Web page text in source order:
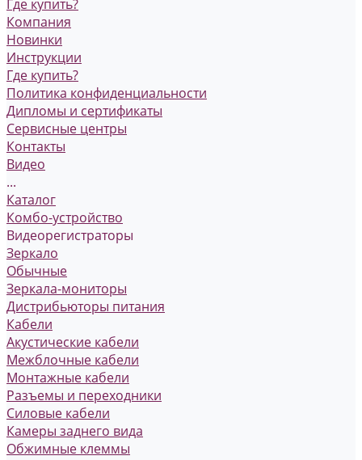
Где купить?
Компания
Новинки
Инструкции
Где купить?
Политика конфиденциальности
Дипломы и сертификаты
Сервисные центры
Контакты
Видео
...
Каталог
Комбо-устройство
Видеорегистраторы
Зеркало
Обычные
Зеркала-мониторы
Дистрибьюторы питания
Кабели
Акустические кабели
Межблочные кабели
Монтажные кабели
Разъемы и переходники
Силовые кабели
Камеры заднего вида
Обжимные клеммы